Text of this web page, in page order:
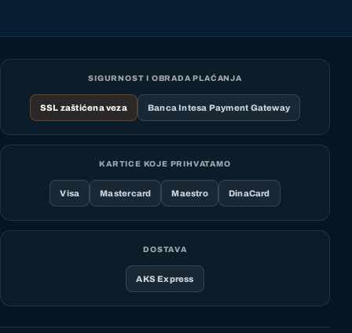
SIGURNOST I OBRADA PLAĆANJA
SSL zaštićena veza Banca Intesa Payment Gateway
KARTICE KOJE PRIHVATAMO
Visa Mastercard Maestro DinaCard
DOSTAVA
AKS Express